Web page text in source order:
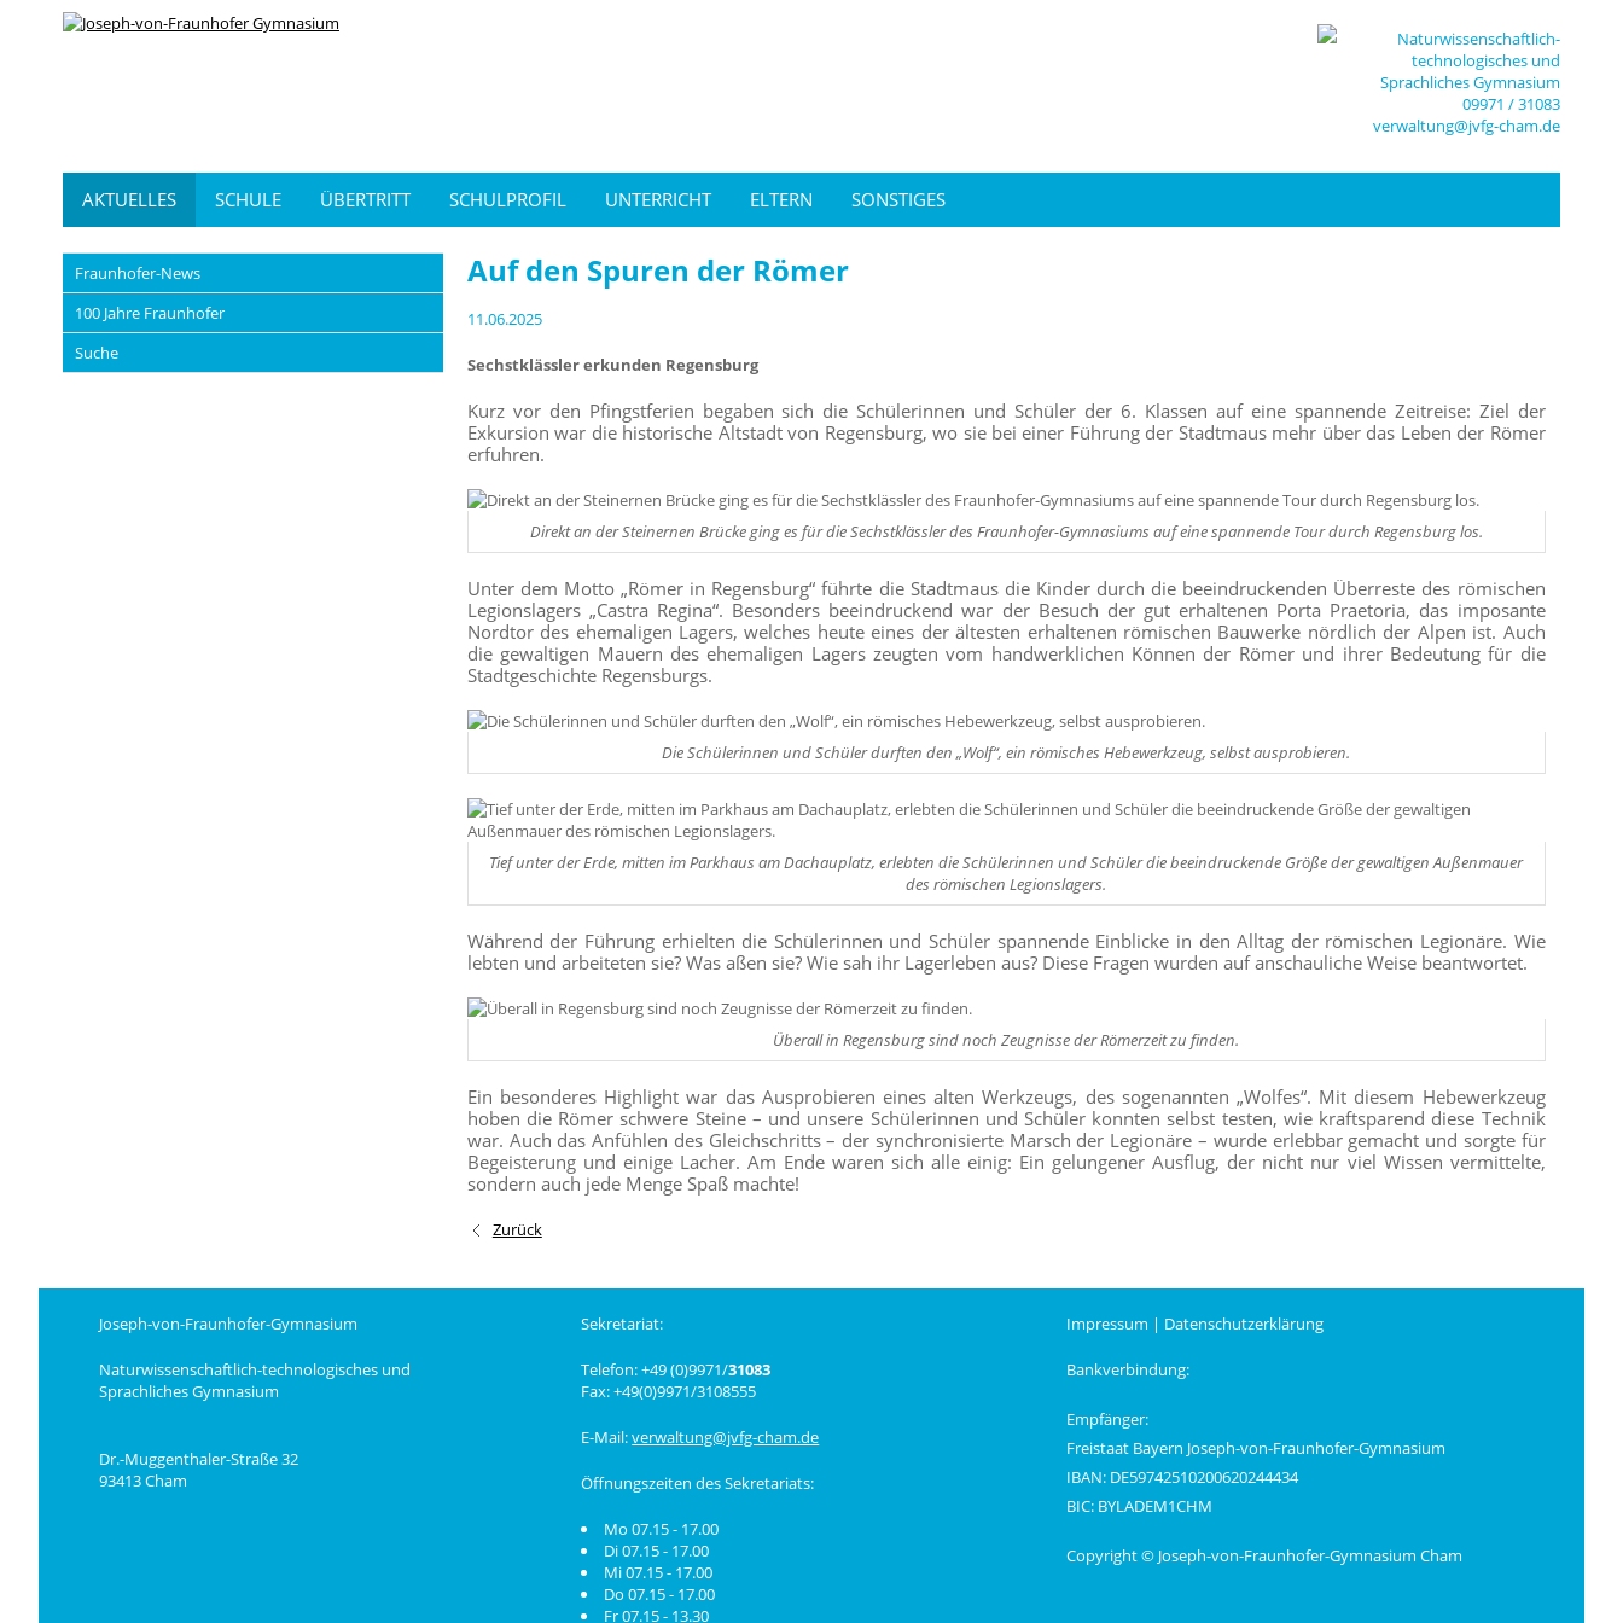
Naturwissenschaftlich-
technologisches und
Sprachliches Gymnasium
09971 / 31083
verwaltung@jvfg-cham.de
AKTUELLES SCHULE ÜBERTRITT SCHULPROFIL UNTERRICHT ELTERN SONSTIGES
Fraunhofer-News
100 Jahre Fraunhofer
Suche
Auf den Spuren der Römer
11.06.2025
Sechstklässler erkunden Regensburg
Kurz vor den Pfingstferien begaben sich die Schülerinnen und Schüler der 6. Klassen auf eine spannende Zeitreise: Ziel der
Exkursion war die historische Altstadt von Regensburg, wo sie bei einer Führung der Stadtmaus mehr über das Leben der Römer
erfuhren.
Direkt an der Steinernen Brücke ging es für die Sechstklässler des Fraunhofer-Gymnasiums auf eine spannende Tour durch Regensburg los.
Unter dem Motto „Römer in Regensburg“ führte die Stadtmaus die Kinder durch die beeindruckenden Überreste des römischen
Legionslagers „Castra Regina“. Besonders beeindruckend war der Besuch der gut erhaltenen Porta Praetoria, das imposante
Nordtor des ehemaligen Lagers, welches heute eines der ältesten erhaltenen römischen Bauwerke nördlich der Alpen ist. Auch
die gewaltigen Mauern des ehemaligen Lagers zeugten vom handwerklichen Können der Römer und ihrer Bedeutung für die
Stadtgeschichte Regensburgs.
Die Schülerinnen und Schüler durften den „Wolf“, ein römisches Hebewerkzeug, selbst ausprobieren.
Tief unter der Erde, mitten im Parkhaus am Dachauplatz, erlebten die Schülerinnen und Schüler die beeindruckende Größe der gewaltigen Außenmauer
des römischen Legionslagers.
Während der Führung erhielten die Schülerinnen und Schüler spannende Einblicke in den Alltag der römischen Legionäre. Wie
lebten und arbeiteten sie? Was aßen sie? Wie sah ihr Lagerleben aus? Diese Fragen wurden auf anschauliche Weise beantwortet.
Überall in Regensburg sind noch Zeugnisse der Römerzeit zu finden.
Ein besonderes Highlight war das Ausprobieren eines alten Werkzeugs, des sogenannten „Wolfes“. Mit diesem Hebewerkzeug
hoben die Römer schwere Steine – und unsere Schülerinnen und Schüler konnten selbst testen, wie kraftsparend diese Technik
war. Auch das Anfühlen des Gleichschritts – der synchronisierte Marsch der Legionäre – wurde erlebbar gemacht und sorgte für
Begeisterung und einige Lacher. Am Ende waren sich alle einig: Ein gelungener Ausflug, der nicht nur viel Wissen vermittelte,
sondern auch jede Menge Spaß machte!
Zurück
Joseph-von-Fraunhofer-Gymnasium
Naturwissenschaftlich-technologisches und
Sprachliches Gymnasium
Dr.-Muggenthaler-Straße 32
93413 Cham
Sekretariat:
Telefon: +49 (0)9971/31083
Fax: +49(0)9971/3108555
E-Mail:verwaltung@jvfg-cham.de
Öffnungszeiten des Sekretariats:
Mo 07.15 - 17.00
Di 07.15 - 17.00
Mi 07.15 - 17.00
Do 07.15 - 17.00
Fr 07.15 - 13.30
Impressum | Datenschutzerklärung
Bankverbindung:
Empfänger:
Freistaat Bayern Joseph-von-Fraunhofer-Gymnasium
IBAN: DE59742510200620244434
BIC: BYLADEM1CHM
Copyright © Joseph-von-Fraunhofer-Gymnasium Cham